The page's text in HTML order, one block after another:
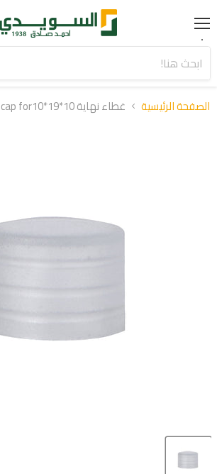
Menu
الصفحة الرئيسية غطاء نهاية 10*19End cap for10*19